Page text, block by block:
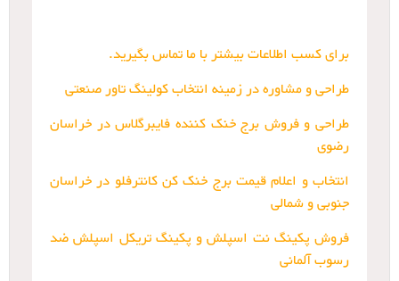
برای کسب اطلاعات بیشتر با ما تماس بگیرید.
طراحی و مشاوره در زمینه انتخاب کولینگ تاور صنعتی
طراحی و فروش برج خنک کننده فایبرگلاس در خراسان
رضوی
انتخاب و اعلام قیمت برج خنک کن کانترفلو در خراسان
جنوبی و شمالی
فروش پکینگ نت اسپلش و پکینگ تریکل اسپلش ضد
رسوب آلمانی